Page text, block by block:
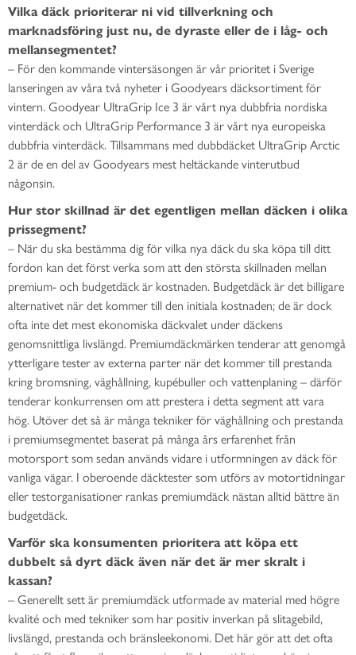
Vilka däck prioriterar ni vid tillverkning och
marknadsföring just nu, de dyraste eller de i låg- och
mellansegmentet?
– För den kommande vintersäsongen är vår prioritet i Sverige
lanseringen av våra två nyheter i Goodyears däcksortiment för
vintern. Goodyear UltraGrip Ice 3 är vårt nya dubbfria nordiska
vinterdäck och UltraGrip Performance 3 är vårt nya europeiska
dubbfria vinterdäck. Tillsammans med dubbdäcket UltraGrip Arctic
2 är de en del av Goodyears mest heltäckande vinterutbud
någonsin.
Hur stor skillnad är det egentligen mellan däcken i olika
prissegment?
– När du ska bestämma dig för vilka nya däck du ska köpa till ditt
fordon kan det först verka som att den största skillnaden mellan
premium- och budgetdäck är kostnaden. Budgetdäck är det billigare
alternativet när det kommer till den initiala kostnaden; de är dock
ofta inte det mest ekonomiska däckvalet under däckens
genomsnittliga livslängd. Premiumdäckmärken tenderar att genomgå
ytterligare tester av externa parter när det kommer till prestanda
kring bromsning, väghållning, kupébuller och vattenplaning – därför
tenderar konkurrensen om att prestera i detta segment att vara
hög. Utöver det så är många tekniker för väghållning och prestanda
i premiumsegmentet baserat på många års erfarenhet från
motorsport som sedan används vidare i utformningen av däck för
vanliga vägar. I oberoende däcktester som utförs av motortidningar
eller testorganisationer rankas premiumdäck nästan alltid bättre än
budgetdäck.
Varför ska konsumenten prioritera att köpa ett
dubbelt så dyrt däck även när det är mer skralt i
kassan?
– Generellt sett är premiumdäck utformade av material med högre
kvalité och med tekniker som har positiv inverkan på slitagebild,
livslängd, prestanda och bränsleekonomi. Det här gör att det ofta